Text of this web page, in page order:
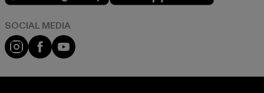
Instagram
FacebookYouTube